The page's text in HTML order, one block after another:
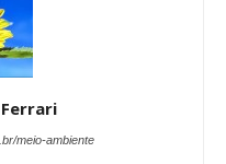
meio-ambiente